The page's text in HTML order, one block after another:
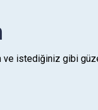
ve istediğiniz gibi